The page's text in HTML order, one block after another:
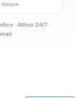
Italiane
· Attivo 24/7 ·